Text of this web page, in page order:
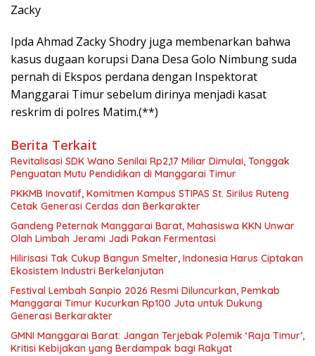
Zacky
Ipda Ahmad Zacky Shodry juga membenarkan bahwa
kasus dugaan korupsi Dana Desa Golo Nimbung suda
pernah di Ekspos perdana dengan Inspektorat
Manggarai Timur sebelum dirinya menjadi kasat
reskrim di polres Matim.(**)
Berita Terkait
Revitalisasi SDK Wano Senilai Rp2,17 Miliar Dimulai, Tonggak
Penguatan Mutu Pendidikan di Manggarai Timur
PKKMB Inovatif, Komitmen Kampus STIPAS St. Sirilus Ruteng
Cetak Generasi Cerdas dan Berkarakter
Gandeng Peternak Manggarai Barat, Mahasiswa KKN Unwar
Olah Limbah Jerami Jadi Pakan Fermentasi
Hilirisasi Tak Cukup Bangun Smelter, Indonesia Harus Ciptakan
Ekosistem Industri Berkelanjutan
Festival Lembah Sanpio 2026 Resmi Diluncurkan, Pemkab
Manggarai Timur Kucurkan Rp100 Juta untuk Dukung
Generasi Berkarakter
GMNI Manggarai Barat: Jangan Terjebak Polemik ‘Raja Timur’,
Kritisi Kebijakan yang Berdampak bagi Rakyat